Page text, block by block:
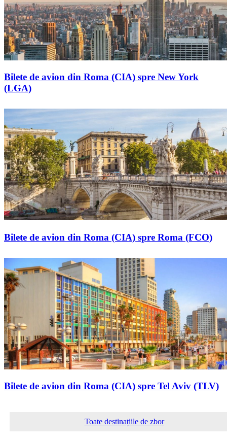
Bilete de avion din Roma (CIA) spre New York
(LGA)
Bilete de avion din Roma (CIA) spre Roma (FCO)
Bilete de avion din Roma (CIA) spre Tel Aviv (TLV)
Toate destinațiile de zbor